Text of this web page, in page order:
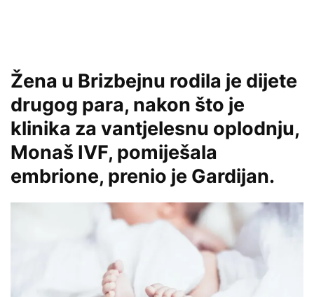
Žena u Brizbejnu rodila je dijete
drugog para, nakon što je
klinika za vantjelesnu oplodnju,
Monaš IVF, pomiješala
embrione, prenio je Gardijan.